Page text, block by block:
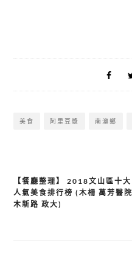
美食 阿里豆漿 南澳鄉
文
章
【餐廳整理】 2018文山區十大
人氣美食排行榜 (木柵 萬芳醫院
木新路 政大)